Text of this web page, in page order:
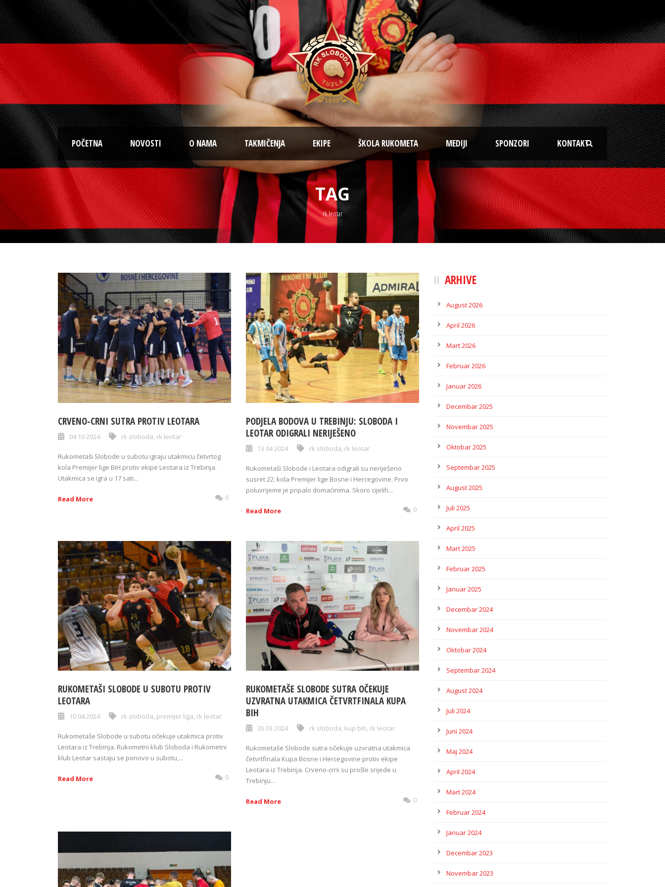
POČETNA NOVOSTI O NAMA TAKMIČENJA EKIPE ŠKOLA RUKOMETA MEDIJI SPONZORI KONTAKT
TAG
rk leotar
CRVENO-CRNI SUTRA PROTIV LEOTARA
04 10 2024 rk sloboda rk leotar
Rukometaši Slobode u subotu igraju utakmicu četvrtog
kola Premijer lige BiH protiv ekipe Leotara iz Trebinja.
Utakmica se igra u 17 sati...
Read More 0
PODJELA BODOVA U TREBINJU: SLOBODA I
LEOTAR ODIGRALI NERIJEŠENO
13 04 2024 rk sloboda rk leotar
Rukometaši Slobode i Leotara odigrali su neriješeno
susret 22. kola Premijer lige Bosne i Hercegovine. Prvo
poluvrijeme je pripalo domaćinima. Skoro cijelih...
Read More 0
RUKOMETAŠI SLOBODE U SUBOTU PROTIV
LEOTARA
10 04 2024 rk sloboda, premijer liga, rk leotar
Rukometaše Slobode u subotu očekuje utakmica protiv
Leotara iz Trebinja. Rukometni klub Sloboda i Rukometni
klub Leotar sastaju se ponovo u subotu,...
Read More 0
RUKOMETAŠE SLOBODE SUTRA OČEKUJE
UZVRATNA UTAKMICA ČETVRTFINALA KUPA
BIH
26 03 2024 rk sloboda, kup bih, rk leotar
Rukometaše Slobode sutra očekuje uzvratna utakmica
četvrtfinala Kupa Bosne i Hercegovine protiv ekipe
Leotara iz Trebinja. Crveno-crni su prošle srijede u
Trebinju...
Read More 0
ARHIVE
August 2026
April 2026
Mart 2026
Februar 2026
Januar 2026
Decembar 2025
Novembar 2025
Oktobar 2025
Septembar 2025
August 2025
Juli 2025
April 2025
Mart 2025
Februar 2025
Januar 2025
Decembar 2024
Novembar 2024
Oktobar 2024
Septembar 2024
August 2024
Juli 2024
Juni 2024
Maj 2024
April 2024
Mart 2024
Februar 2024
Januar 2024
Decembar 2023
Novembar 2023